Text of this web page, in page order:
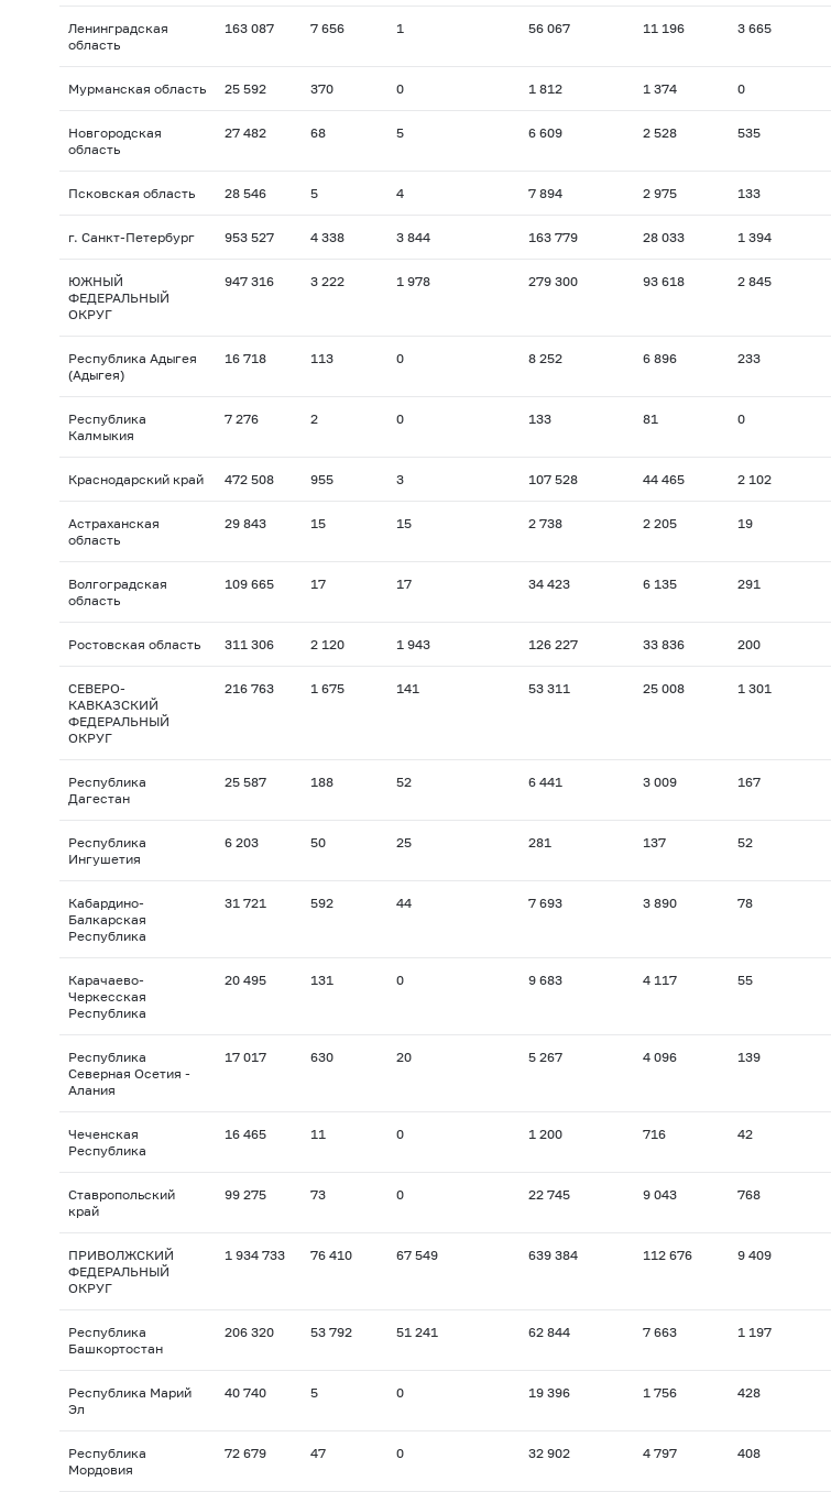
Ленинградская
область
163 087 7 656 1 56 067 11 196 3 665
Мурманская область 25 592 370 0 1 812 1 374 0
Новгородская
область
27 482 68 5 6 609 2 528 535
Псковская область 28 546 5 4 7 894 2 975 133
г. Санкт-Петербург 953 527 4 338 3 844 163 779 28 033 1 394
ЮЖНЫЙ
ФЕДЕРАЛЬНЫЙ
ОКРУГ
947 316 3 222 1 978 279 300 93 618 2 845
Республика Адыгея
(Адыгея)
16 718 113 0 8 252 6 896 233
Республика
Калмыкия
7 276 2 0 133 81 0
Краснодарский край 472 508 955 3 107 528 44 465 2 102
Астраханская
область
29 843 15 15 2 738 2 205 19
Волгоградская
область
109 665 17 17 34 423 6 135 291
Ростовская область 311 306 2 120 1 943 126 227 33 836 200
СЕВЕРО-
КАВКАЗСКИЙ
ФЕДЕРАЛЬНЫЙ
ОКРУГ
216 763 1 675 141 53 311 25 008 1 301
Республика
Дагестан
25 587 188 52 6 441 3 009 167
Республика
Ингушетия
6 203 50 25 281 137 52
Кабардино-
Балкарская
Республика
31 721 592 44 7 693 3 890 78
Карачаево-
Черкесская
Республика
20 495 131 0 9 683 4 117 55
Республика
Северная Осетия -
Алания
17 017 630 20 5 267 4 096 139
Чеченская
Республика
16 465 11 0 1 200 716 42
Ставропольский
край
99 275 73 0 22 745 9 043 768
ПРИВОЛЖСКИЙ
ФЕДЕРАЛЬНЫЙ
ОКРУГ
1 934 733 76 410 67 549 639 384 112 676 9 409
Республика
Башкортостан
206 320 53 792 51 241 62 844 7 663 1 197
Республика Марий
Эл
40 740 5 0 19 396 1 756 428
Республика
Мордовия
72 679 47 0 32 902 4 797 408